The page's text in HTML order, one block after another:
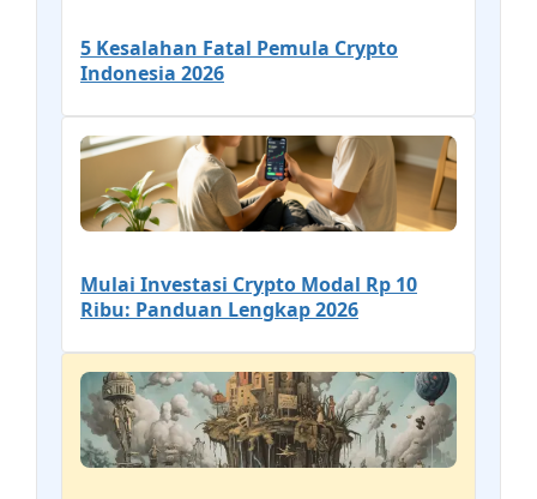
5 Kesalahan Fatal Pemula Crypto
Indonesia 2026
Mulai Investasi Crypto Modal Rp 10
Ribu: Panduan Lengkap 2026